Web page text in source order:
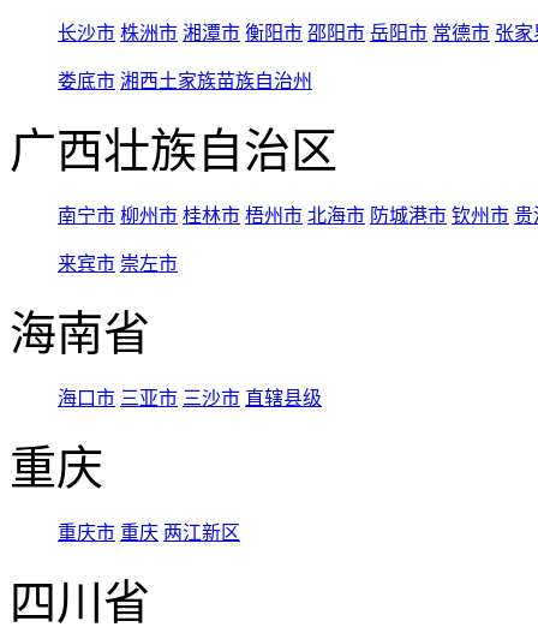
长沙市 株洲市 湘潭市 衡阳市 邵阳市 岳阳市 常德市 张家
娄底市 湘西土家族苗族自治州
广西壮族自治区
南宁市 柳州市 桂林市 梧州市 北海市 防城港市 钦州市 贵
来宾市 崇左市
海南省
海口市 三亚市 三沙市 直辖县级
重庆
重庆市 重庆 两江新区
四川省